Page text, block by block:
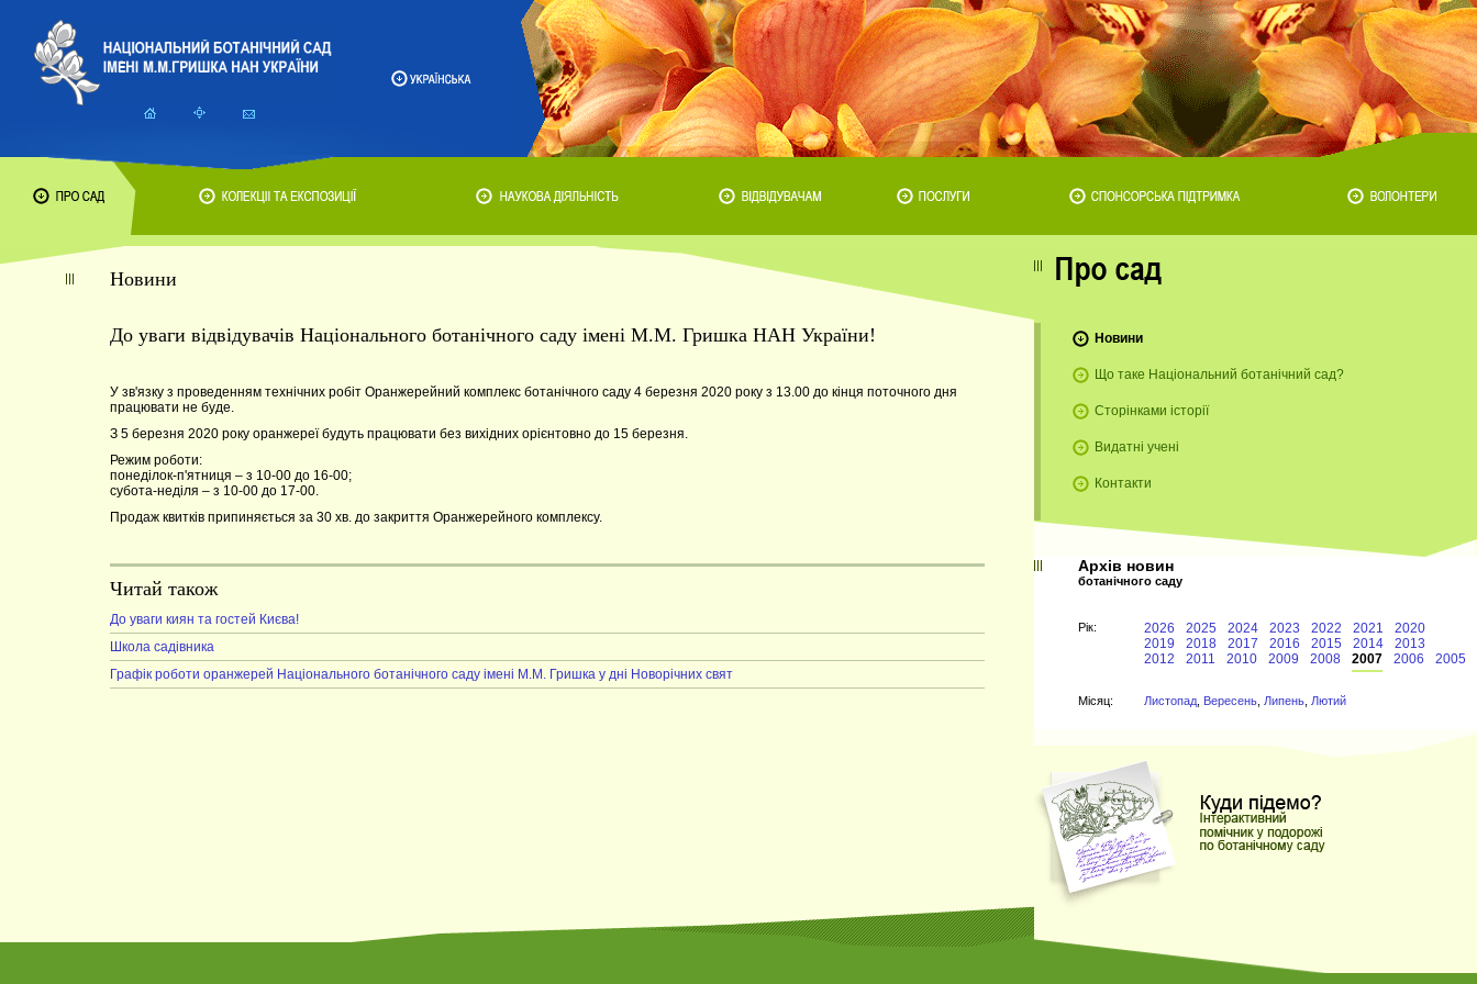
Новини
До уваги відвідувачів Національного ботанічного саду імені М.М. Гришка НАН України!
У зв'язку з проведенням технічних робіт Оранжерейний комплекс ботанічного саду 4 березня 2020 року з 13.00 до кінця поточного дня
працювати не буде.
З 5 березня 2020 року оранжереї будуть працювати без вихідних орієнтовно до 15 березня.
Режим роботи:
понеділок-п'ятниця – з 10-00 до 16-00;
субота-неділя – з 10-00 до 17-00.
Продаж квитків припиняється за 30 хв. до закриття Оранжерейного комплексу.
Читай також
До уваги киян та гостей Києва!
Школа садівника
Графік роботи оранжерей Національного ботанічного саду імені М.М. Гришка у дні Новорічних свят
Новини
Що таке Національний ботанічний сад?
Сторінками історії
Видатні учені
Контакти
Архів новин
ботанічного саду
Рiк: 2026 2025 2024 2023 2022 2021
2020
2019
2018 2017 2016 2015 2014
2013
2012
2011 2010 2009 2008 2007 2006 2005
Мiсяц: Листопад Вересень Липень Лютий